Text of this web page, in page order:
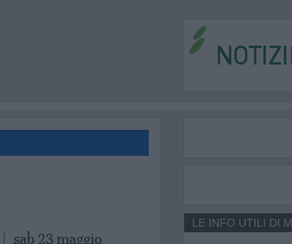
sab 23 maggio
LE INFO UTILI DI